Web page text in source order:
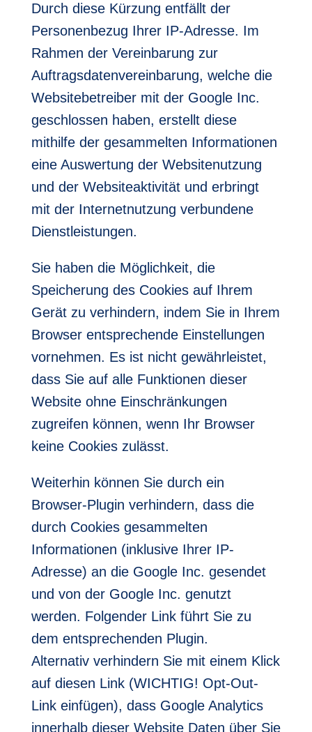
Durch diese Kürzung entfällt der
Personenbezug Ihrer IP-Adresse. Im
Rahmen der Vereinbarung zur
Auftragsdatenvereinbarung, welche die
Websitebetreiber mit der Google Inc.
geschlossen haben, erstellt diese
mithilfe der gesammelten Informationen
eine Auswertung der Websitenutzung
und der Websiteaktivität und erbringt
mit der Internetnutzung verbundene
Dienstleistungen.
Sie haben die Möglichkeit, die
Speicherung des Cookies auf Ihrem
Gerät zu verhindern, indem Sie in Ihrem
Browser entsprechende Einstellungen
vornehmen. Es ist nicht gewährleistet,
dass Sie auf alle Funktionen dieser
Website ohne Einschränkungen
zugreifen können, wenn Ihr Browser
keine Cookies zulässt.
Weiterhin können Sie durch ein
Browser-Plugin verhindern, dass die
durch Cookies gesammelten
Informationen (inklusive Ihrer IP-
Adresse) an die Google Inc. gesendet
und von der Google Inc. genutzt
werden. Folgender Link führt Sie zu
dem entsprechenden Plugin.
Alternativ verhindern Sie mit einem Klick
auf diesen Link (WICHTIG! Opt-Out-
Link einfügen), dass Google Analytics
innerhalb dieser Website Daten über Sie